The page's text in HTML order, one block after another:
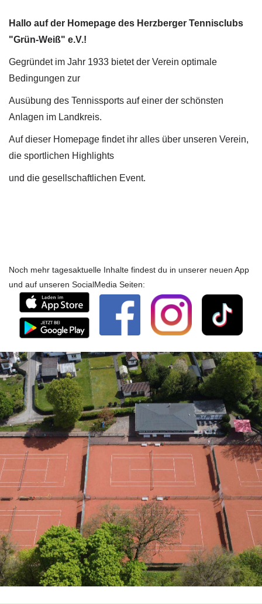
Hallo auf der Homepage des Herzberger Tennisclubs
"Grün-Weiß" e.V.!
Gegründet im Jahr 1933 bietet der Verein optimale
Bedingungen zur
Ausübung des Tennissports auf einer der schönsten
Anlagen im Landkreis.
Auf dieser Homepage findet ihr alles über unseren Verein,
die sportlichen Highlights
und die gesellschaftlichen Event.
Noch mehr tagesaktuelle Inhalte findest du in unserer neuen App
und auf unseren SocialMedia Seiten: